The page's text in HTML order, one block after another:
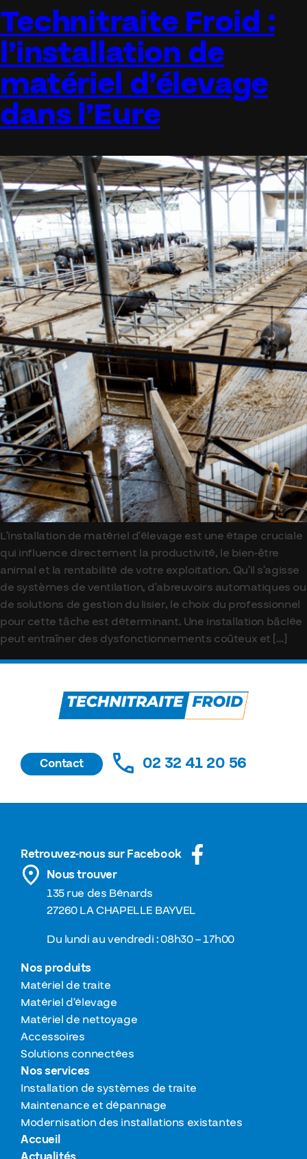
Technitraite Froid :
l’installation de
matériel d’élevage
dans l’Eure
L’installation de matériel d’élevage est une étape cruciale
qui influence directement la productivité, le bien-être
animal et la rentabilité de votre exploitation. Qu’il s’agisse
de systèmes de ventilation, d’abreuvoirs automatiques ou
de solutions de gestion du lisier, le choix du professionnel
pour cette tâche est déterminant. Une installation bâclée
peut entraîner des dysfonctionnements coûteux et […]
Contact 02 32 41 20 56
Nos produits
Matériel de traite
Matériel d’élevage
Matériel de nettoyage
Accessoires
Solutions connectées
Nos services
Installation de systèmes de traite
Maintenance et dépannage
Modernisation des installations existantes
Accueil
Retrouvez-nous sur Facebook
Nous trouver
135 rue des Bénards
27260 LA CHAPELLE BAYVEL
Du lundi au vendredi : 08h30 – 17h00